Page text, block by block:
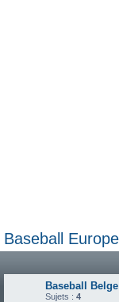
Baseball Europe
Baseball Belge
Sujets : 4